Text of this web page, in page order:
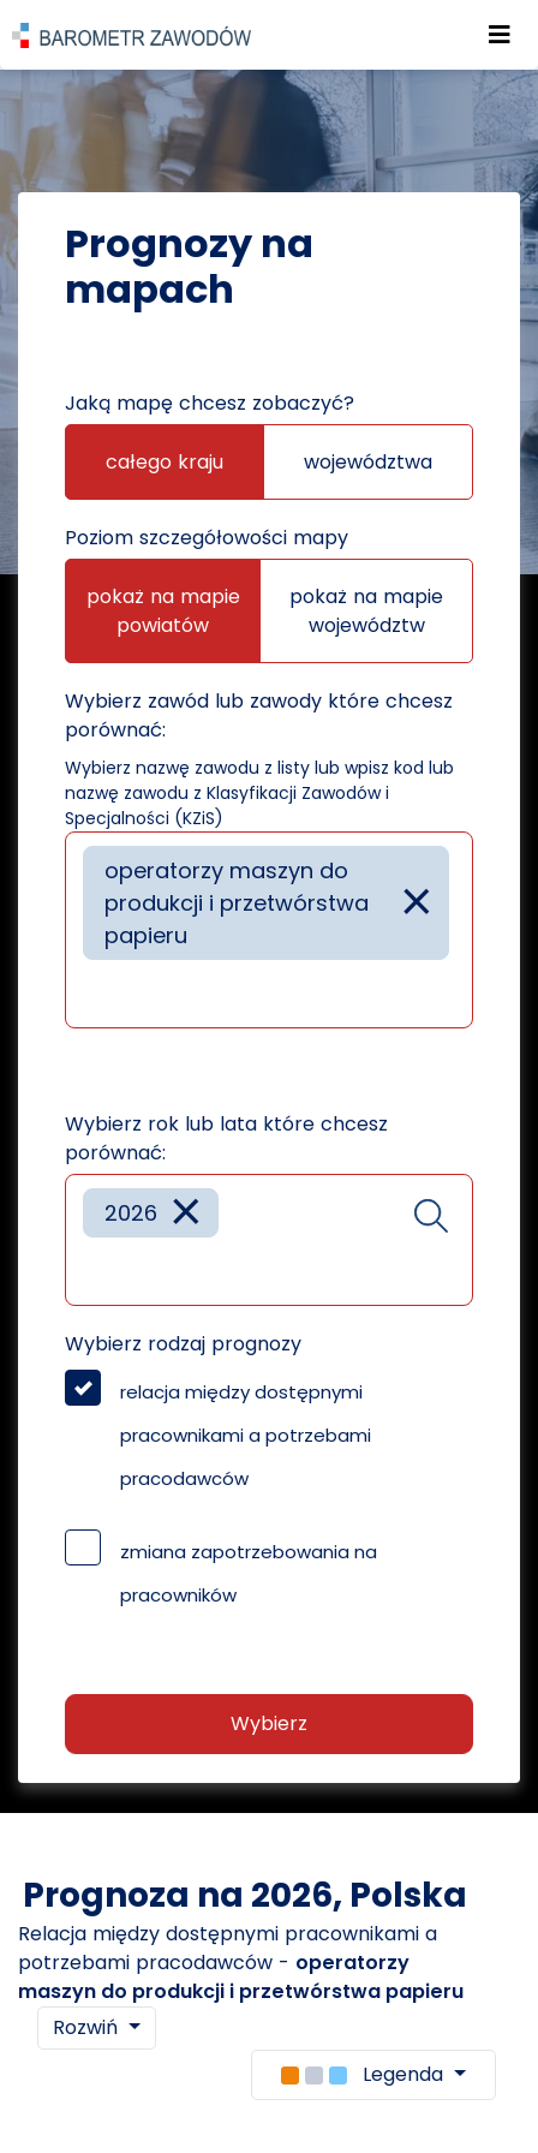
POWRÓT DO STRONY GŁÓWNEJ
PROGNOZY PROGNOZY NA MAPACH
Prognozy na
mapach
Jaką mapę chcesz zobaczyć?
całego kraju województwa
Poziom szczegółowości mapy
pokaż na mapie
powiatów
pokaż na mapie
województw
Wybierz zawód lub zawody które chcesz
porównać:
Wybierz nazwę zawodu z listy lub wpisz kod lub
nazwę zawodu z Klasyfikacji Zawodów i
Specjalności (KZiS)
×
operatorzy maszyn do
produkcji i przetwórstwa
papieru
Wybierz rok lub lata które chcesz
porównać:
×
2026
Wybierz rodzaj prognozy
relacja między dostępnymi
pracownikami a potrzebami
pracodawców
zmiana zapotrzebowania na
pracowników
Wybierz
Prognoza na 2026, Polska
Relacja między dostępnymi pracownikami a
potrzebami pracodawców - operatorzy
maszyn do produkcji i przetwórstwa papieru
Rozwiń
Legenda